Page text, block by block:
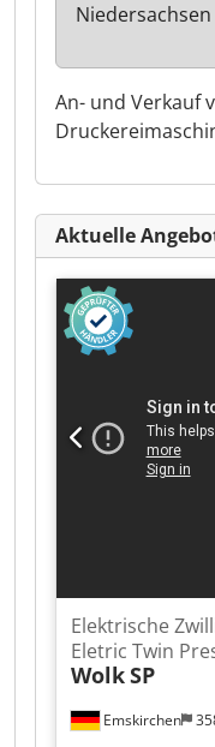
An- und Verkauf
Niedersachsen
Aktuelle
Emskirchen
Elektrische
Eletric Twin
WolkSP